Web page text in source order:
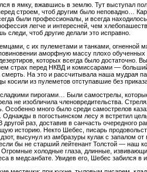
в ямку, вжавшись в землю. Тут выступал
строем, чтоб другим было неповадно…
были профессионалы, и всегда
легче и интересней, чем
следи, чтоб другие делали это исправно.
с их пулеметами и танками, огненной
аморфную массу плохо
которых всегда было достаточно.
страх перед НКВД и комиссарами —
На это и рассчитывала наша мудрая
косили из пулеметов отступавшие без
пирогами… Были самострелы,
не изобличила членовредительства.
Особенно много было среди самострелов
в погостьинском лесу я встретил
раз, доставив в санчасть очередного
историю. Некто Шебес, писарь
высунул из амбразуры кулак с запалом
бы не старший лейтенант Толстой — наш
Огромные холодные глаза, длинные,
в медсанбате. Увидев его, Шебес забился в